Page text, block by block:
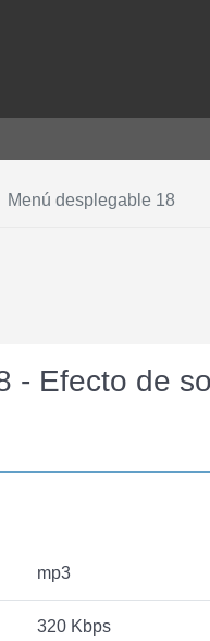
Menú desplegable 18
- Efecto de
mp3
320 Kbps